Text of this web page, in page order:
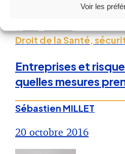
Voir les
Droit de la Santé,
Entreprises et
quelles mesures
Sébastien MILLET
20 octobre 2016